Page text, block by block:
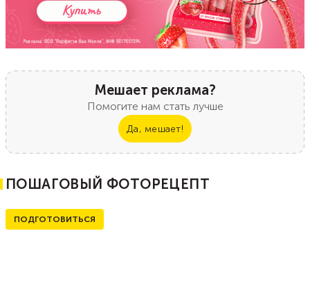
Мешает реклама?
Помогите нам стать лучше
Да, мешает!
ПОШАГОВЫЙ ФОТОРЕЦЕПТ
ПОДГОТОВИТЬСЯ